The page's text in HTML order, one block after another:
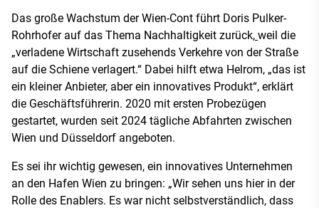
Das große Wachstum der Wien-Cont führt Doris Pulker-
Rohrhofer auf das Thema Nachhaltigkeit zurück, weil die
„verladene Wirtschaft zusehends Verkehre von der Straße
auf die Schiene verlagert.“ Dabei hilft etwa Helrom, „das ist
ein kleiner Anbieter, aber ein innovatives Produkt“, erklärt
die Geschäftsführerin. 2020 mit ersten Probezügen
gestartet, wurden seit 2024 tägliche Abfahrten zwischen
Wien und Düsseldorf angeboten.
Es sei ihr wichtig gewesen, ein innovatives Unternehmen
an den Hafen Wien zu bringen: „Wir sehen uns hier in der
Rolle des Enablers. Es war nicht selbstverständlich, dass